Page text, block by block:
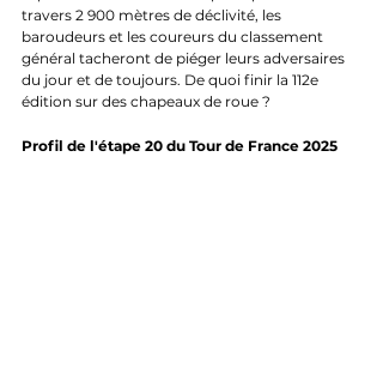
travers 2 900 mètres de déclivité, les
baroudeurs et les coureurs du classement
général tacheront de piéger leurs adversaires
du jour et de toujours. De quoi finir la 112e
édition sur des chapeaux de roue ?
Profil de l'étape 20 du Tour de France 2025